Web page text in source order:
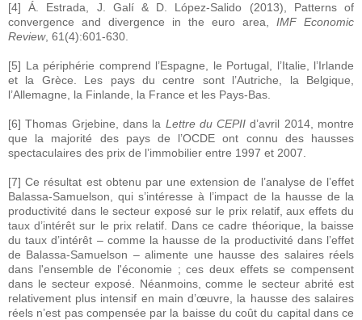
[4] Á. Estrada, J. Galí & D. López-Salido (2013), Patterns of
convergence and divergence in the euro area, IMF Economic
Review, 61(4):601-630.
[5] La périphérie comprend l’Espagne, le Portugal, l’Italie, l’Irlande
et la Grèce. Les pays du centre sont l’Autriche, la Belgique,
l’Allemagne, la Finlande, la France et les Pays-Bas.
[6] Thomas Grjebine, dans la Lettre du CEPII d’avril 2014, montre
que la majorité des pays de l’OCDE ont connu des hausses
spectaculaires des prix de l’immobilier entre 1997 et 2007.
[7] Ce résultat est obtenu par une extension de l’analyse de l’effet
Balassa-Samuelson, qui s’intéresse à l’impact de la hausse de la
productivité dans le secteur exposé sur le prix relatif, aux effets du
taux d’intérêt sur le prix relatif. Dans ce cadre théorique, la baisse
du taux d’intérêt – comme la hausse de la productivité dans l’effet
de Balassa-Samuelson – alimente une hausse des salaires réels
dans l'ensemble de l'économie ; ces deux effets se compensent
dans le secteur exposé. Néanmoins, comme le secteur abrité est
relativement plus intensif en main d’œuvre, la hausse des salaires
réels n’est pas compensée par la baisse du coût du capital dans ce